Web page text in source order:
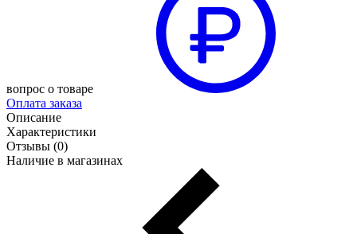
вопрос о товаре
Оплата заказа
Описание
Характеристики
Отзывы (0)
Наличие в магазинах